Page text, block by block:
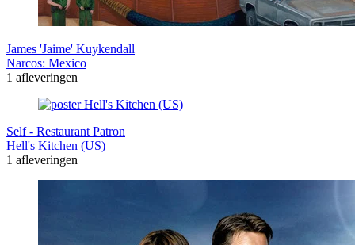
James 'Jaime' Kuykendall
Narcos: Mexico
1 afleveringen
Self - Restaurant Patron
Hell's Kitchen (US)
1 afleveringen